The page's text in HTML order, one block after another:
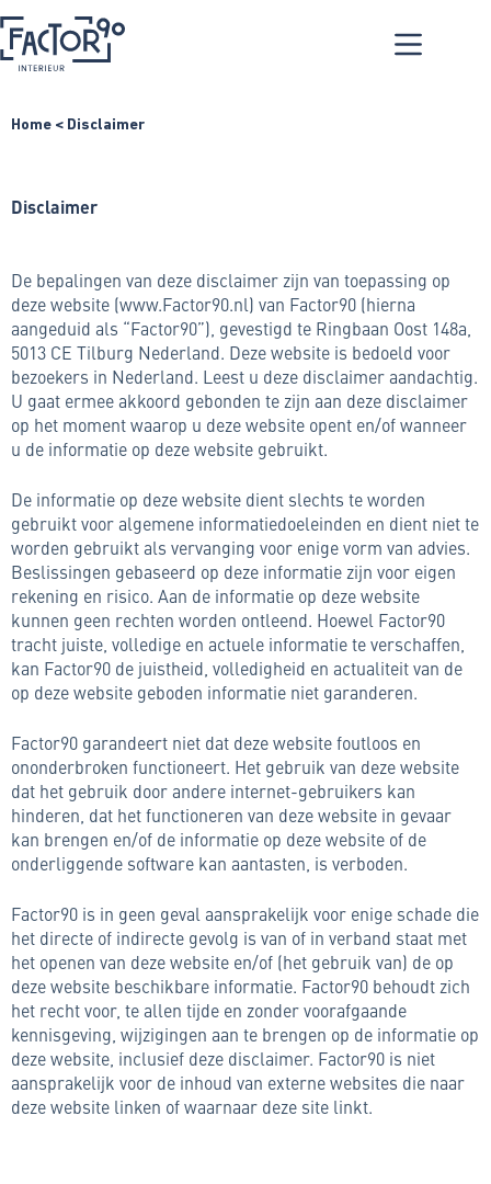
Home < Disclaimer
Disclaimer
De bepalingen van deze disclaimer zijn van toepassing op
deze website (www.Factor90.nl) van Factor90 (hierna
aangeduid als “Factor90”), gevestigd te Ringbaan Oost 148a,
5013 CE Tilburg Nederland. Deze website is bedoeld voor
bezoekers in Nederland. Leest u deze disclaimer aandachtig.
U gaat ermee akkoord gebonden te zijn aan deze disclaimer
op het moment waarop u deze website opent en/of wanneer
u de informatie op deze website gebruikt.
De informatie op deze website dient slechts te worden
gebruikt voor algemene informatiedoeleinden en dient niet te
worden gebruikt als vervanging voor enige vorm van advies.
Beslissingen gebaseerd op deze informatie zijn voor eigen
rekening en risico. Aan de informatie op deze website
kunnen geen rechten worden ontleend. Hoewel Factor90
tracht juiste, volledige en actuele informatie te verschaffen,
kan Factor90 de juistheid, volledigheid en actualiteit van de
op deze website geboden informatie niet garanderen.
Factor90 garandeert niet dat deze website foutloos en
ononderbroken functioneert. Het gebruik van deze website
dat het gebruik door andere internet-gebruikers kan
hinderen, dat het functioneren van deze website in gevaar
kan brengen en/of de informatie op deze website of de
onderliggende software kan aantasten, is verboden.
Factor90 is in geen geval aansprakelijk voor enige schade die
het directe of indirecte gevolg is van of in verband staat met
het openen van deze website en/of (het gebruik van) de op
deze website beschikbare informatie. Factor90 behoudt zich
het recht voor, te allen tijde en zonder voorafgaande
kennisgeving, wijzigingen aan te brengen op de informatie op
deze website, inclusief deze disclaimer. Factor90 is niet
aansprakelijk voor de inhoud van externe websites die naar
deze website linken of waarnaar deze site linkt.